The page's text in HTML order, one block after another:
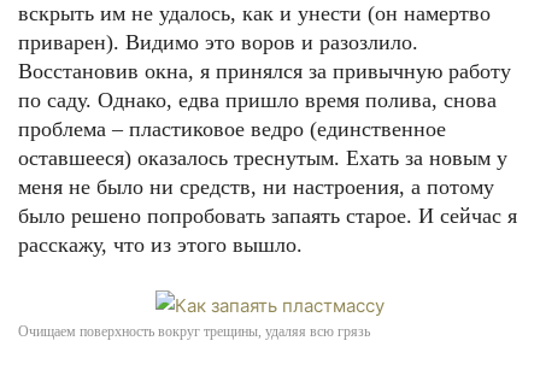
вскрыть им не удалось, как и унести (он намертво
приварен). Видимо это воров и разозлило.
Восстановив окна, я принялся за привычную работу
по саду. Однако, едва пришло время полива, снова
проблема – пластиковое ведро (единственное
оставшееся) оказалось треснутым. Ехать за новым у
меня не было ни средств, ни настроения, а потому
было решено попробовать запаять старое. И сейчас я
расскажу, что из этого вышло.
Очищаем поверхность вокруг трещины, удаляя всю грязь